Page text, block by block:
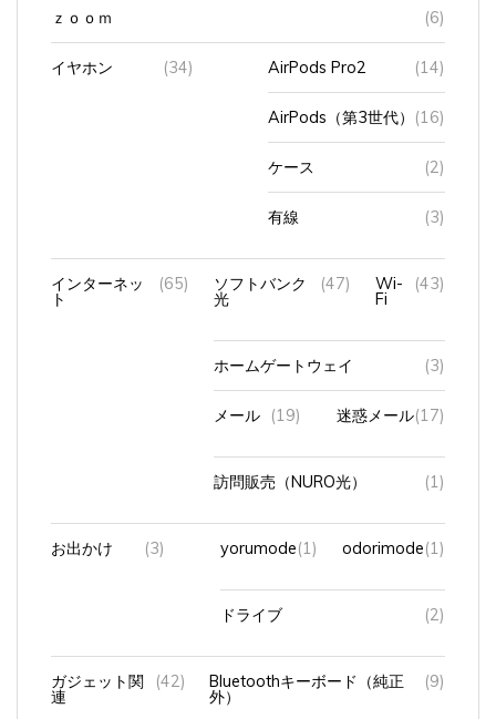
ｚｏｏｍ (6)
イヤホン (34) AirPods Pro2 (14)
AirPods（第3世代） (16)
ケース (2)
有線 (3)
インターネッ
ト
(65) ソフトバンク
光
(47) Wi-
Fi
(43)
ホームゲートウェイ (3)
メール (19) 迷惑メール(17)
訪問販売（NURO光） (1)
お出かけ (3) yorumode(1) odorimode(1)
ドライブ (2)
ガジェット関
連
(42) Bluetoothキーボード（純正
外）
(9)